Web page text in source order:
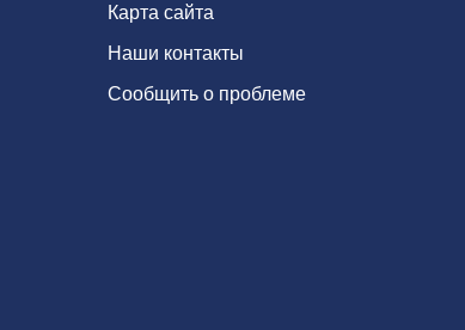
Карта сайта
Наши контакты
Сообщить о проблеме